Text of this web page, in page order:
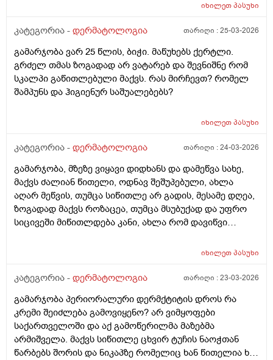
იხილეთპასუხი
კატეგორია - დერმატოლოგია თარიღი :25-03-2026
გამარჯობა ვარ 25 წლის, ბიჭი. მაწუხებს ქერტლი.
გრძელ თმას ზოგადად არ ვატარებ და შევნიშნე რომ
სკალპი გაწითლებული მაქვს. რას მირჩევთ? რომელ
შამპუნს და ჰიგიენურ საშუალებებს?
იხილეთპასუხი
კატეგორია - დერმატოლოგია თარიღი :24-03-2026
გამარჯობა, მზეზე ვიყავი დიდხანს და დამეწვა სახე,
მაქვს ძალიან წითელი, ოდნავ შეშუპებული, ახლა
აღარ მეწვის, თუმცა სიწითლე არ გადის, მესამე დღეა,
ზოგადად მაქვს როზაცეა, თუმცა მსუბუქად და უფრო
სიცივეში მიწითლდება კანი, ახლა რომ დავიწვი
შეიძლება რომ უფრო გამიღიზიანდეს? და ამიხილეთპასუხი
კატეგორია - დერმატოლოგია თარიღი :23-03-2026
გამარჯობა პერიორალური დერმქტიტის დროს რა
კრემი შეიძლება გამოვიყენო? არ ვიმყოფები
საქართველოში და აქ გამოწერილმა მაზებმა
არმიშველა. მაქვს სიწითლე ცხვირ ტუჩის ნაოჭთან
წარბებს შორის და ნიკაპზე რომელიც ხან წითელია ხან